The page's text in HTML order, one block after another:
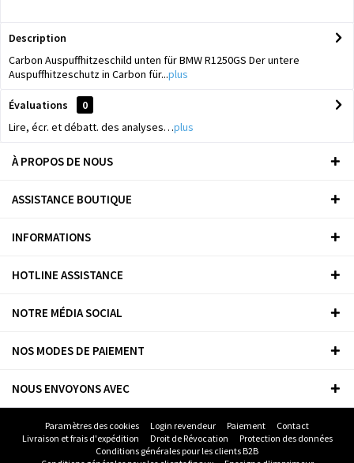
Description
Carbon Auspuffhitzeschild unten für BMW R1250GS Der untere
Auspuffhitzeschutz in Carbon für...plus
Évaluations
0
Lire, écr. et débatt. des analyses…plus
À PROPOS DE NOUS
ASSISTANCE BOUTIQUE
INFORMATIONS
HOTLINE ASSISTANCE
NOTRE MÉDIA SOCIAL
NOS MODES DE PAIEMENT
NOUS ENVOYONS AVEC
Paramètres des cookies Login revendeur Paiement
Contact
Livraison et frais d'expédition
Droit de Révocation
Protection des données
Conditions générales pour les clients B2B